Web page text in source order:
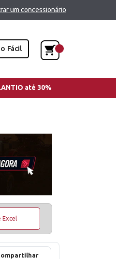
um concessionário
Fácil
até 30%
Excel